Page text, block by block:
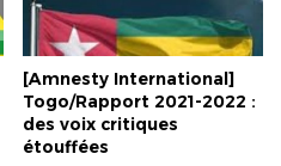
[Amnesty International]
Togo/Rapport 2021-2022 :
des voix critiques
étouffées